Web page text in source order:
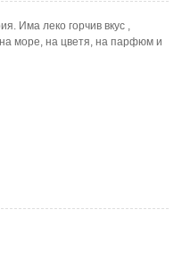
Има леко горчив вкус ,
море, на цветя, на парфюм и